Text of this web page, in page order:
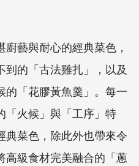
藝與耐心的經典菜色，
的「古法雞扎」，以及
的「花膠黃魚羹」。每一
「火候」與「工序」特
典菜色，除此外也帶來令
高級食材完美融合的「蔥